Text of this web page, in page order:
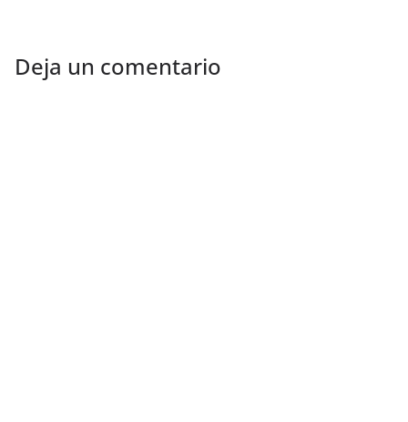
Deja un comentario